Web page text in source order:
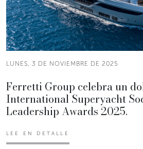
LUNES, 3 DE NOVIEMBRE DE 2025
Ferretti Group celebra un
International Superyacht
Leadership Awards 2025.
LEE EN DETALLE